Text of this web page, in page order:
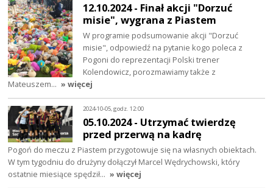
12.10.2024 - Finał akcji "Dorzuć
misie", wygrana z Piastem
W programie podsumowanie akcji "Dorzuć
misie", odpowiedź na pytanie kogo poleca z
Pogoni do reprezentacji Polski trener
Kolendowicz, porozmawiamy także z
Mateuszem… » więcej
2024-10-05, godz. 12:00
05.10.2024 - Utrzymać twierdzę
przed przerwą na kadrę
Pogoń do meczu z Piastem przygotowuje się na własnych obiektach.
W tym tygodniu do drużyny dołączył Marcel Wędrychowski, który
ostatnie miesiące spędził… » więcej